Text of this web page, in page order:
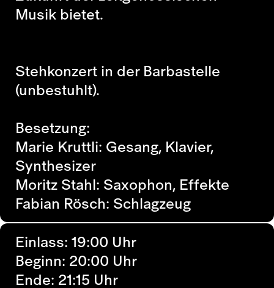
Musik bietet.
Stehkonzert in der Barbastelle
(unbestuhlt).
Besetzung:
Marie Kruttli: Gesang, Klavier,
Synthesizer
Moritz Stahl: Saxophon, Effekte
Fabian Rösch: Schlagzeug
Einlass: 19:00 Uhr
Beginn: 20:00 Uhr
Ende: 21:15 Uhr